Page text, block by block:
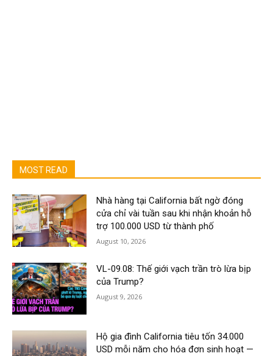
MOST READ
Nhà hàng tại California bất ngờ đóng
cửa chỉ vài tuần sau khi nhận khoản hỗ
trợ 100.000 USD từ thành phố
August 10, 2026
VL-09.08: Thế giới vạch trần trò lừa bịp
của Trump?
August 9, 2026
Hộ gia đình California tiêu tốn 34.000
USD mỗi năm cho hóa đơn sinh hoạt —